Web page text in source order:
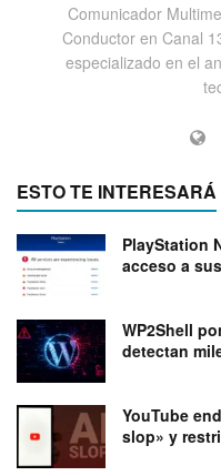
Comunicador
Conductor en Canal
especializado en el
ESTO TE INTERESARÁ
PlayStation
acceso a
WP2Shell
detectan
YouTube
slop» y